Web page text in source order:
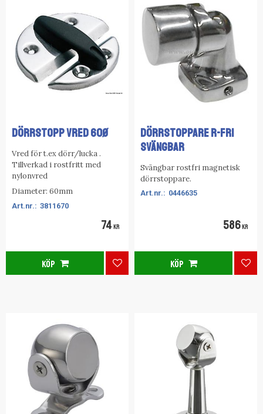
DÖRRSTOPP VRED 60ø
Vred för t.ex dörr/lucka .
Tillverkad i rostfritt med
nylonvred
Diameter: 60mm
3811670
74 KR
Lägg till i favoriter
KÖP
DÖRRSTOPPARE R-FRI
SVÄNGBAR
Svängbar rostfri magnetisk
dörrstoppare.
0446635
586KR
KÖP